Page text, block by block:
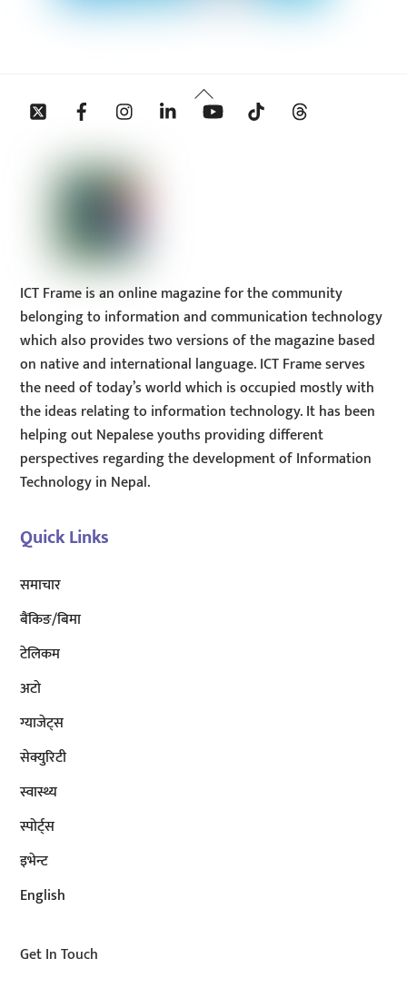
Back
To
Twitter Facebook InstagramLinkedin YouTube Tiktok
ICT Frame is an online magazine for the community
belonging to information and communication technology
which also provides two versions of the magazine based
on native and international language. ICT Frame serves
the need of today’s world which is occupied mostly with
the ideas relating to information technology. It has been
helping out Nepalese youths providing different
perspectives regarding the development of Information
Technology in Nepal.
Quick Links
समाचार
बैंकिङ/बिमा
टेलिकम
अटाे
ग्याजेट्स
सेक्युरिटी
स्वास्थ्य
स्पोर्ट्स
इभेन्ट
English
Get In Touch